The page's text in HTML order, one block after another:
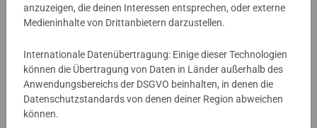
Kleinen begeistern.
erforscht: Die Unbedenklichkeit aller verwendeten
Materialien wurde von einem unabhängigen Institut
bestätigt. Seit mehr als 100 Jahren entwickeln wir
Puzzles, wie Kinder sie lieben: altersgerecht in Motiv,
Richtlinien für Bewertungen
anzuzeigen, die deinen Interessen entsprechen, oder externe
Medieninhalte von Drittanbietern darzustellen.
Internationale Datenübertragung: Einige dieser Technologien
können die Übertragung von Daten in Länder außerhalb des
Anwendungsbereichs der DSGVO beinhalten, in denen die
Datenschutzstandards von denen deiner Region abweichen
können.